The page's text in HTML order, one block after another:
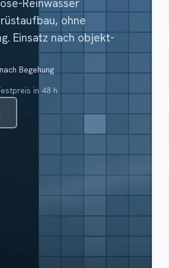
Reinwasser
ohne
Einsatz nach objekt-
Begehung
in 48 h.